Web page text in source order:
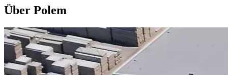
Über Polem